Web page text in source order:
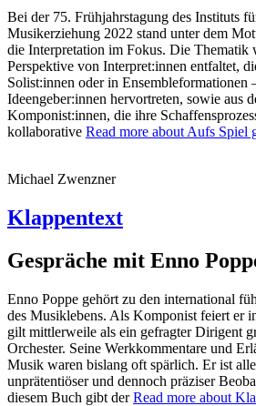
Bei der 75. Frühjahrstagung des Instituts
Musikerziehung 2022 stand unter dem
die Interpretation im Fokus. Die Thematik
Perspektive von Interpret:innen entfaltet,
Solist:innen oder in Ensembleformationen
Ideengeber:innen hervortreten, sowie aus
Komponist:innen, die ihre
kollaborative Read more about Aufs Spiel
Michael Zwenzner
Klappentext
Gespräche mit Enno
Enno Poppe gehört zu den international
des Musiklebens. Als Komponist feiert er
gilt mittlerweile als ein gefragter Dirigent
Orchester. Seine Werkkommentare und
Musik waren bislang oft spärlich. Er ist
unprätentiöser und dennoch präziser
diesem Buch gibt derRead more about